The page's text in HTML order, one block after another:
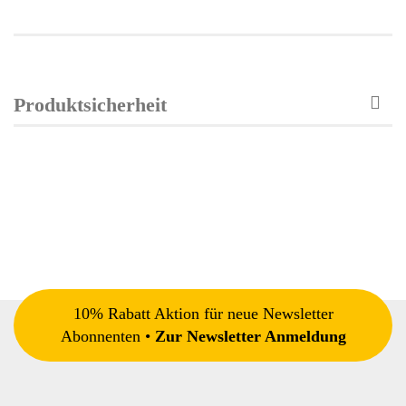
Produktsicherheit
10% Rabatt Aktion für neue Newsletter
Abonnenten • Zur Newsletter Anmeldung